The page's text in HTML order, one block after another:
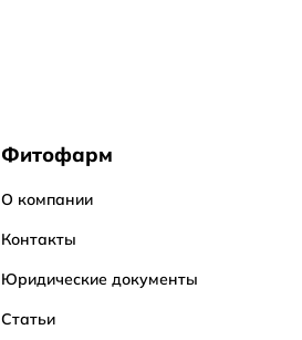
Фитофарм
О компании
Контакты
Юридические документы
Статьи